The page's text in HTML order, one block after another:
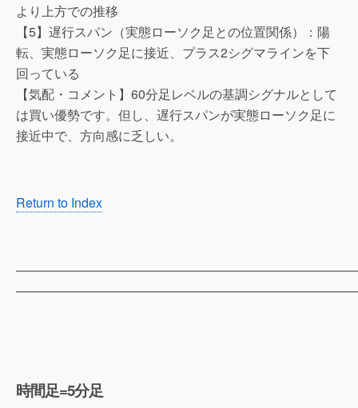
より上方での推移
【5】遅行スパン（実態ローソク足との位置関係）：陽
転、実態ローソク足に接近、プラス2シグマラインを下
回っている
【気配・コメント】60分足レベルの基調シグナルとして
は買い優勢です。但し、遅行スパンが実態ローソク足に
接近中で、方向感に乏しい。
Return to Index
時間足=5分足